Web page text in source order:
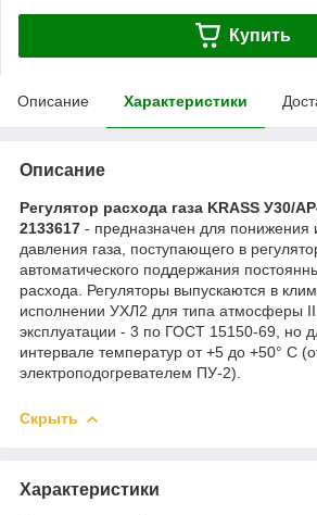
Купить
Описание Характеристики
Описание
Регулятор расхода газа KRASS У30/
2133617 - предназначен для понижения
давления газа, поступающего в
автоматического поддержания
расхода. Регуляторы выпускаются в
исполнении УХЛ2 для типа атмосферы II
эксплуатации - 3 по ГОСТ 15150-69, но
интервале температур от +5 до +50° С
электроподогревателем ПУ-2).
Скрыть
Характеристики